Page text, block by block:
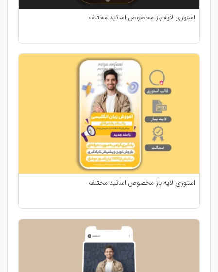
استوری لایه باز مخصوص اساتید مختلف
استوری لایه باز مخصوص اساتید مختلف